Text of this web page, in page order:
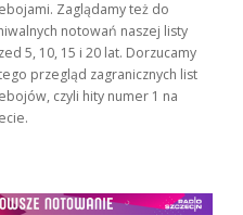
Zaglądamy też do
notowań naszej listy
5, 10, 15 i 20 lat. Dorzucamy
przegląd zagranicznych list
czyli hity numer 1 na